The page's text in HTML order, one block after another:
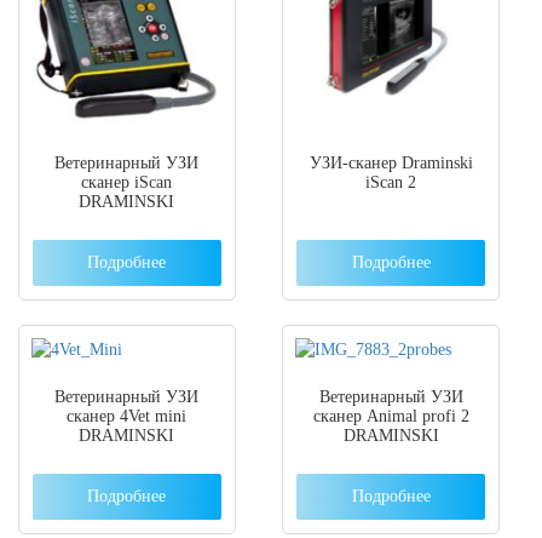
Ветеринарный УЗИ
сканер iScan
DRAMINSKI
Подробнее
УЗИ-сканер Draminski
iScan 2
Подробнее
Ветеринарный УЗИ
сканер 4Vet mini
DRAMINSKI
Подробнее
Ветеринарный УЗИ
сканер Animal profi 2
DRAMINSKI
Подробнее